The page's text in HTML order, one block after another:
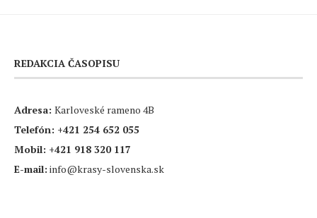
REDAKCIA ČASOPISU
Adresa: Karloveské rameno 4B
Telefón: +421 254 652 055
Mobil: +421 918 320 117
E-mail: info@krasy-slovenska.sk